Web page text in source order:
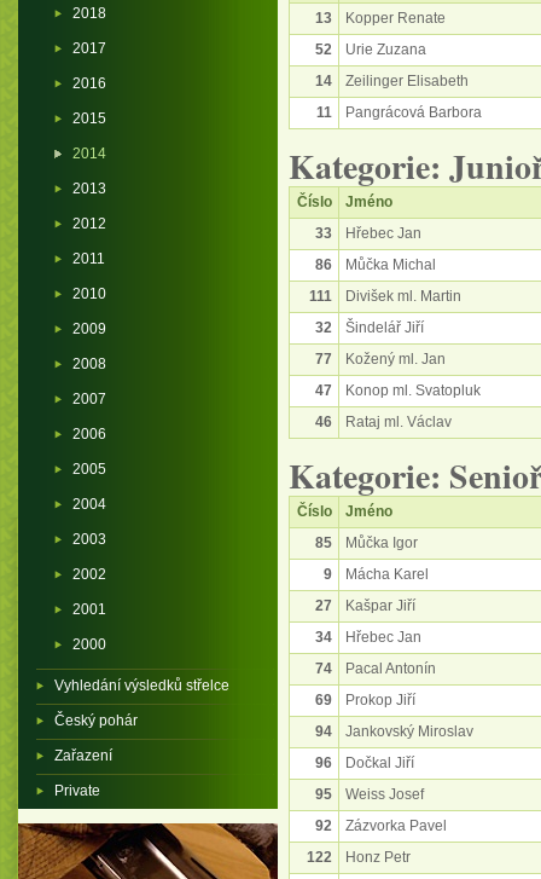
13
Kopper Renate
52
Urie Zuzana
14
Zeilinger Elisabeth
11
Pangrácová Barbora
Kategorie:
Číslo
Jméno
33
Hřebec Jan
86
Můčka Michal
111
Divišek ml. Martin
32
Šindelář Jiří
77
Kožený ml. Jan
47
Konop ml. Svatopluk
46
Rataj ml. Václav
Kategorie:
Číslo
Jméno
85
Můčka Igor
9
Mácha Karel
27
Kašpar Jiří
34
Hřebec Jan
74
Pacal Antonín
69
Prokop Jiří
94
Jankovský Miroslav
96
Dočkal Jiří
95
Weiss Josef
92
Zázvorka Pavel
122
Honz Petr
2018
2017
2016
2015
2014
2013
2012
2011
2010
2009
2008
2007
2006
2005
2004
2003
2002
2001
2000
Vyhledání výsledků střelce
Český pohár
Zařazení
Private